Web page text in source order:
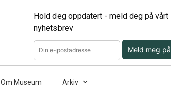
Hold deg oppdatert - meld deg på vårt
nyhetsbrev
Meld meg på
Om Museum Arkiv